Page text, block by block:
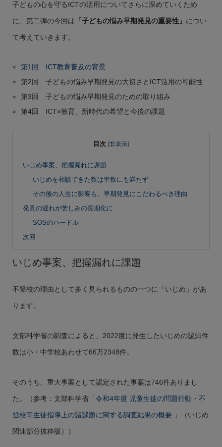
子どもの心を守るICTの活用についてさらに深めていくため
に、第二弾の今回は 「子どもの悩み早期発見の重要性」 につい
て考えていきます。
第1回 ICT教育普及の背景
第2回 子どもの悩み早期発見の大切さとICT活用の可能性
第3回 子どもの悩み早期発見のための取り組み
第4回 ICT×教育、新時代の希望と今後の課題
目次 [非表示]
いじめ事案、把握漏れに課題
いじめを相談できた数は半数にも満たず
その後の人生に影響も。早期発見にこだわるべき理由
発見の遅れが苦しみの長期化に
SOSのハードル
次回
いじめ事案、把握漏れに課題
不登校の理由として多く見られるものの一つに「いじめ」があ
ります。
文部科学省の調査によると、2022度に発生したいじめの認知件
数は小・中学校あわせて66万2348件。
そのうち、重大事案として認定された事案は746件ありまし
た。（参考：文部科学省「令和4年度 児童生徒の問題行動・不
登校等生徒指導上の諸課題に関する調査結果の概要 」 （いじめ
関連部分抜粋版））